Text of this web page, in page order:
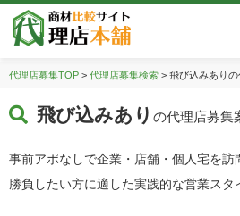
代理店募集TOP> 代理店募集検索> 飛び込みあり
飛び込みありの代理店募集
事前アポなしで企業・店舗・個人宅を
勝負したい方に適した実践的な営業スタ